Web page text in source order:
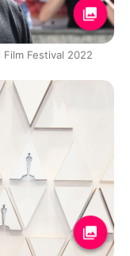
Festival 2022